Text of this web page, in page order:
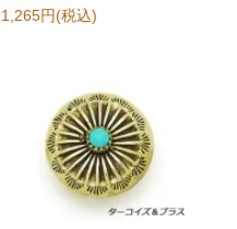
1,265円(税込)